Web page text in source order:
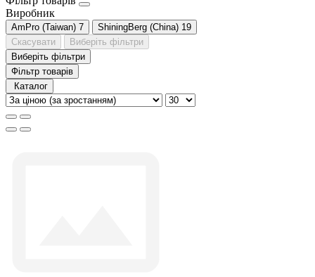
Виробник
AmPro (Taiwan) 7 ShiningBerg (China) 19
Скасувати
Виберіть фільтри
Виберіть фільтри
Фільтр товарів
Каталог